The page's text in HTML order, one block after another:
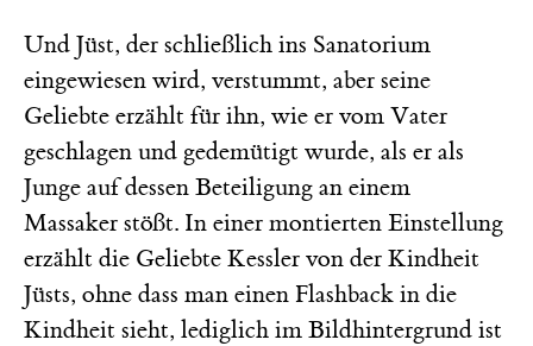
Und Jüst, der schließlich ins Sanatorium
eingewiesen wird, verstummt, aber seine
Geliebte erzählt für ihn, wie er vom Vater
geschlagen und gedemütigt wurde, als er als
Junge auf dessen Beteiligung an einem
Massaker stößt. In einer montierten Einstellung
erzählt die Geliebte Kessler von der Kindheit
Jüsts, ohne dass man einen Flashback in die
Kindheit sieht, lediglich im Bildhintergrund ist